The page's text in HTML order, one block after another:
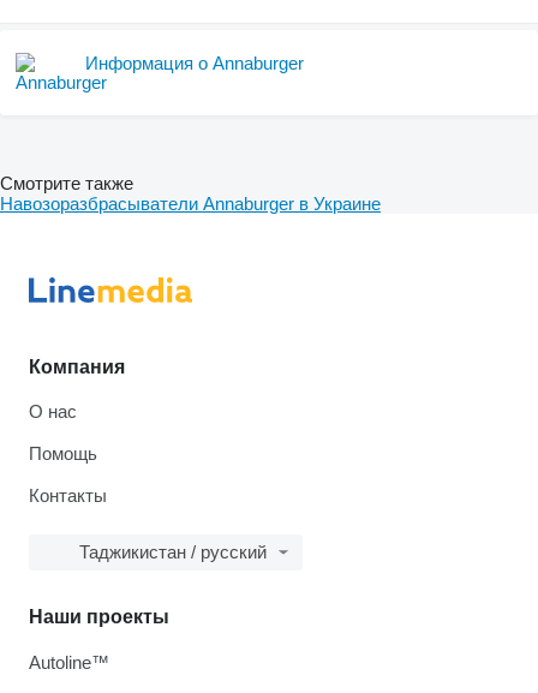
Информация о Annaburger
Смотрите также
Навозоразбрасыватели Annaburger в Украине
Компания
О нас
Помощь
Контакты
Таджикистан / русский
Наши проекты
Autoline™